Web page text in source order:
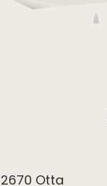
Otta